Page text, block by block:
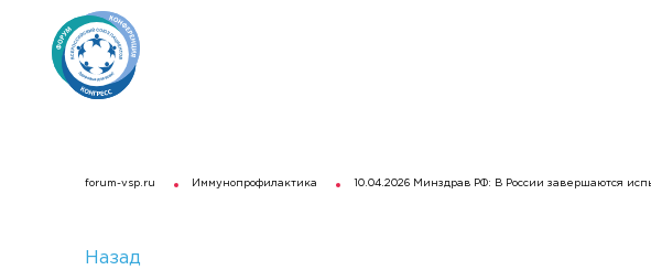
forum-vsp.ru Иммунопрофилактика 10.04.2026 Минздрав РФ: В России завершаются
Назад